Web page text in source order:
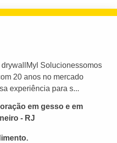
Solucionessomos
20 anos no mercado
experiência para s...
em gesso e em
- RJ